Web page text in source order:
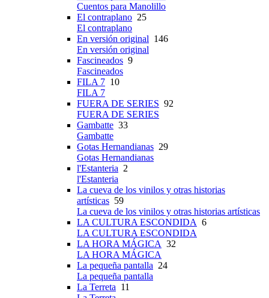
Cuentos para Manolillo
El contraplano 25
El contraplano
En versión original 146
En versión original
Fascineados 9
Fascineados
FILA 7 10
FILA 7
FUERA DE SERIES 92
FUERA DE SERIES
Gambatte 33
Gambatte
Gotas Hernandianas 29
Gotas Hernandianas
l'Estanteria 2
l'Estanteria
La cueva de los vinilos y otras historias
artísticas 59
La cueva de los vinilos y otras historias artísticas
LA CULTURA ESCONDIDA 6
LA CULTURA ESCONDIDA
LA HORA MÁGICA 32
LA HORA MÁGICA
La pequeña pantalla 24
La pequeña pantalla
La Terreta 11